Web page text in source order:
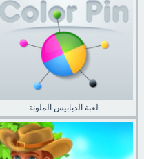
لعبة الدبابيس الملونة